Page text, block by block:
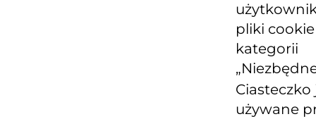
pliki
kategorii
Ciasteczko
używane